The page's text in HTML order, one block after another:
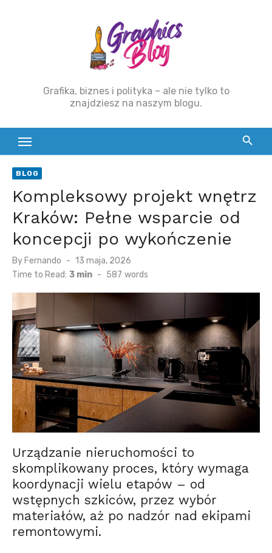
Grafika, biznes i polityka – ale nie tylko to
znajdziesz na naszym blogu.
BLOG
Kompleksowy projekt wnętrz
Kraków: Pełne wsparcie od
koncepcji po wykończenie
By Fernando
Posted
on
13 maja, 2026
Time to Read: 3 min - 587 words
Urządzanie nieruchomości to
skomplikowany proces, który wymaga
koordynacji wielu etapów – od
wstępnych szkiców, przez wybór
materiałów, aż po nadzór nad ekipami
remontowymi.